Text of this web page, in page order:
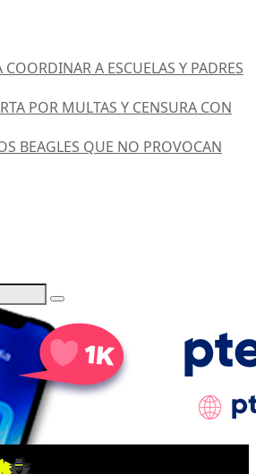
A ESCUELAS Y PADRES
POR MULTAS Y CENSURA CON
BEAGLES QUE NO PROVOCAN